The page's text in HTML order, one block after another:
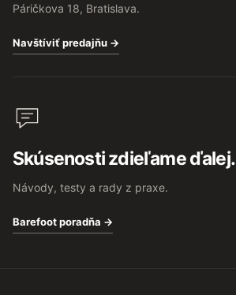
Páričkova 18, Bratislava.
Navštíviť predajňu →
Skúsenosti zdieľame ďalej.
Návody, testy a rady z praxe.
Barefoot poradňa →